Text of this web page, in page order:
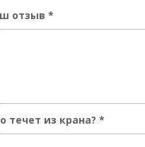
отзыв *
течет из крана? *